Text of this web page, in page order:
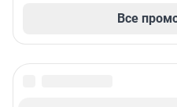
Все